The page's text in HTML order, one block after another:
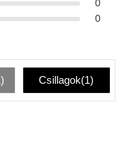
0
0
) Csillagok(1)